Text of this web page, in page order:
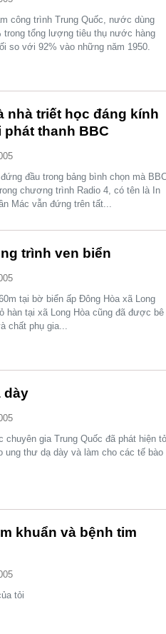
công trình Trung Quốc, nước dùng
trong tổng lượng tiêu thụ nước hàng
so với 92% vào những năm 1950.
nhà triết học đáng kính
phát thanh BBC
đầu trong bảng bình chọn mà
chương trình Radio 4, có tên là In
Mác vẫn đứng trên tất...
trình ven biển
tại bờ biển ấp Đông Hòa xã Long
hàn tại xã Long Hòa cũng đã được bê
chất phụ gia...
dày
chuyên gia Trung Quốc đã phát hiện
ung thư dạ dày và làm cho các tế bào
khuẩn và bệnh tim
tỏi